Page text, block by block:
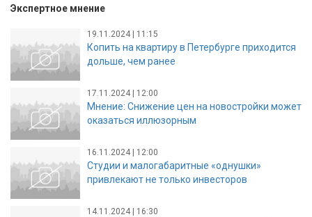
Экспертное мнение
19.11.2024 | 11:15
Копить на квартиру в Петербурге приходится
дольше, чем ранее
17.11.2024 | 12:00
Мнение: Снижение цен на новостройки может
оказаться иллюзорным
16.11.2024 | 12:00
Студии и малогабаритные «однушки»
привлекают не только инвесторов
14.11.2024 | 16:30